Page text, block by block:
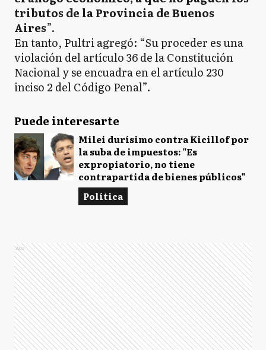
tributos de la Provincia de Buenos
Aires”.
En tanto, Pultri agregó: “Su proceder es una
violación del artículo 36 de la Constitución
Nacional y se encuadra en el artículo 230
inciso 2 del Código Penal”.
Puede interesarte
Milei durísimo contra Kicillof por
la suba de impuestos: "Es
expropiatorio, no tiene
contrapartida de bienes públicos"
Política
Ads